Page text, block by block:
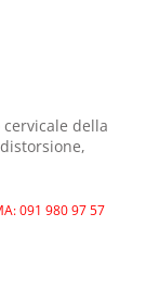
cervicale della
091 980 97 57